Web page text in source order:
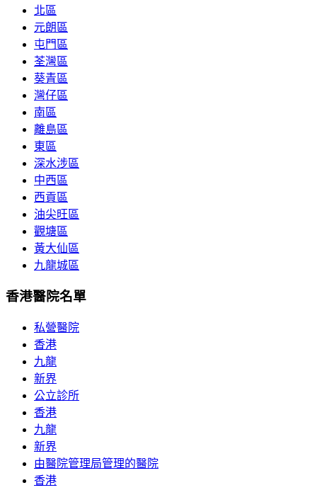
北區
元朗區
屯門區
荃灣區
葵青區
灣仔區
南區
離島區
東區
深水涉區
中西區
西貢區
油尖旺區
觀塘區
黃大仙區
九龍城區
香港醫院名單
私營醫院
香港
九龍
新界
公立診所
香港
九龍
新界
由醫院管理局管理的醫院
香港